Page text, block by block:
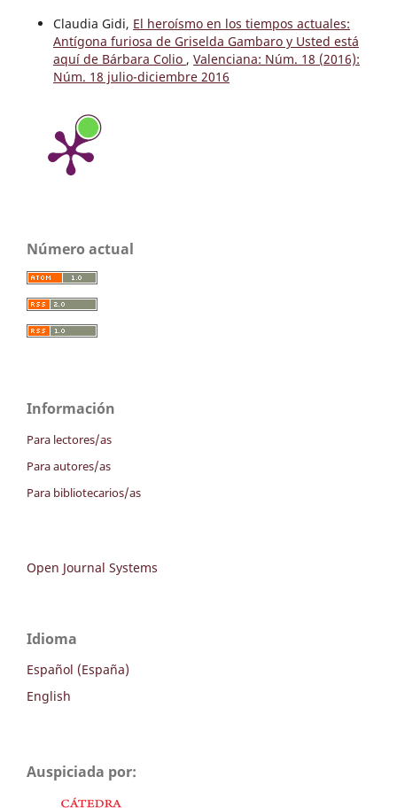
Claudia Gidi, El heroísmo en los tiempos actuales:
Antígona furiosa de Griselda Gambaro y Usted está
aquí de Bárbara Colio , Valenciana: Núm. 18 (2016):
Núm. 18 julio-diciembre 2016
Número actual
Información
Para lectores/as
Para autores/as
Para bibliotecarios/as
Open Journal Systems
Idioma
Español (España)
English
Auspiciada por: